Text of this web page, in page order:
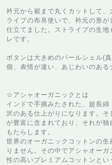
衿元から裾まで丸くカットして
ライプの布帛使いで、衿元の形
仕立てました。ストライプの生
レです。
ボタンは大きめのパールシェル(
個、表情が違い、あじわいのある
☆アシャオーガニックとは
インドで手摘みたされた、超長
沢のある仕上がりになります。
が豊富に含まれており、それが
もたらします。
世界のオーガニックコットンの
りません。その中でアシャオー
性の高いプレミアムコットンとい